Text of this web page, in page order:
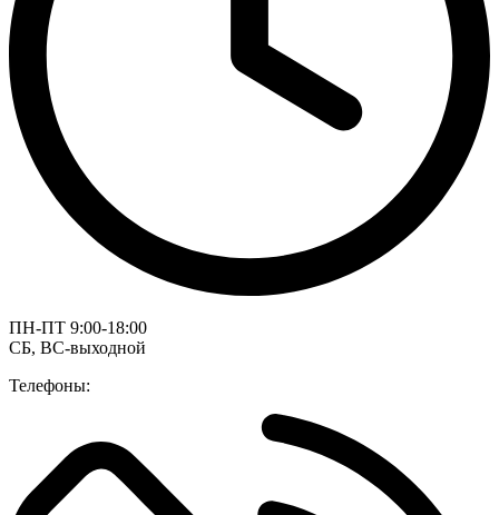
ПН-ПТ 9:00-18:00
СБ, ВС-выходной
Телефоны: